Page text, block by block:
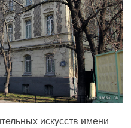
искусств имени